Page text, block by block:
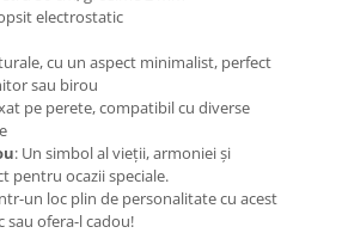
electrostatic
cu un aspect minimalist, perfect
sau birou
pe perete, compatibil cu diverse
: Un simbol al vieții, armoniei și
pentru ocazii speciale.
un loc plin de personalitate cu acest
ofera-l cadou!